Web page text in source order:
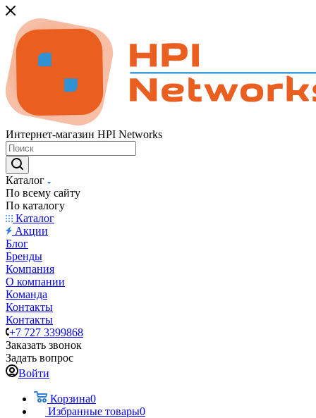
Интернет-магазин HPI Networks
Каталог
По всему сайту
По каталогу
Каталог
Акции
Блог
Бренды
Компания
О компании
Команда
Контакты
Контакты
+7 727 3399868
Заказать звонок
Задать вопрос
Войти
Корзина0
Избранные товары0